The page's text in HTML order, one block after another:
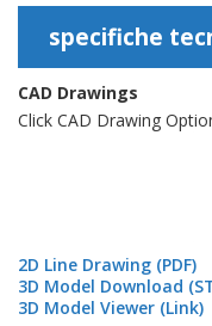
specifiche
CAD Drawings
Click CAD Drawing
2D Line Drawing (PDF)
3D Model Download
3D Model Viewer (Link)